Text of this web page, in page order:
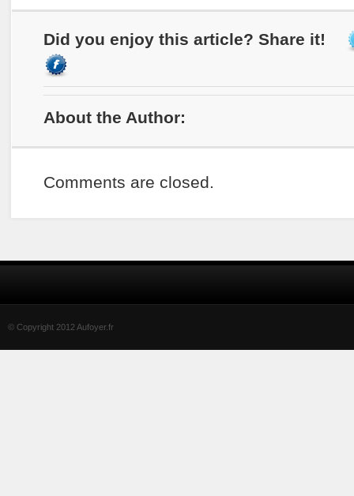
Did you enjoy this article? Share it!
About the Author:
Comments are closed.
© Copyright 2012 Aufoyer.fr